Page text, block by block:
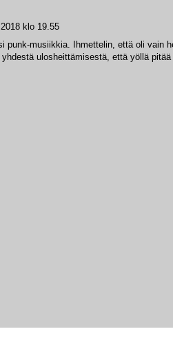
klo 19.55
punk-musiikkia. Ihmettelin, että oli vain
ulosheittämisestä, että yöllä pitää